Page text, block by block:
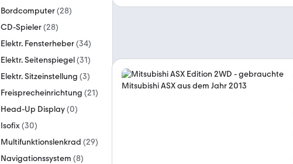
Bordcomputer(28)
CD-Spieler(28)
Elektr. Fensterheber(34)
Elektr. Seitenspiegel(31)
Elektr. Sitzeinstellung (3)
Freisprecheinrichtung (21)
Head-Up Display(0)
Isofix(30)
Multifunktionslenkrad (29)
Navigationssystem (8)